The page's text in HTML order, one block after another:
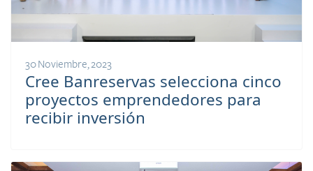
30 Noviembre, 2023
Cree Banreservas selecciona cinco
proyectos emprendedores para
recibir inversión